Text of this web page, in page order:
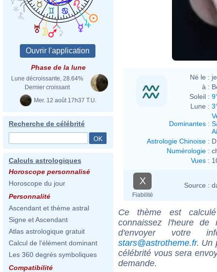
Phase de la lune
Lune décroissante, 28.64%
Dernier croissant
Mer. 12 août 17h37 T.U.
Recherche de célébrité
Calculs astrologiques
Horoscope personnalisé
Horoscope du jour
Personnalité
Ascendant et thème astral
Signe et Ascendant
Atlas astrologique gratuit
Calcul de l'élément dominant
Les 360 degrés symboliques
Compatibilité
Né le :
à :
Soleil :
Lune :
Dominantes :
Astrologie Chinoise :
Numérologie :
Vues :
X
Fiabilité
Source :
Ce thème est
connaissez l'heure de
d'envoyer votre
stars@astrotheme.fr. Un
célébrité vous sera
demande.